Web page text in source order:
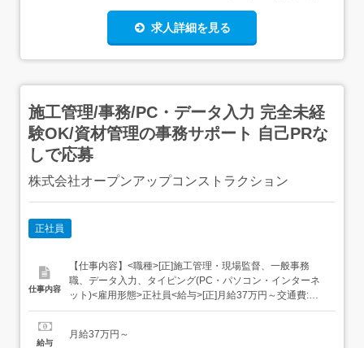
求人詳細を見る
施工管理/事務/PC・データ入力 完全未経
験OK/資材管理の事務サポート 自己PRな
しで応募
株式会社オープンアップコンストラクション
正社員
仕事内容
【仕事内容】<職種>[正]施工管理・現場監督、一般事務
職、データ入力、タイピング(PC・パソコン・インターネ
ット)<雇用形態>正社員<給与>[正]月給37万円～交通費:全
額支給 [正]には、固定残業代:49,143円 20時間相当分が含
お支払いします。 試用期間:3ヶ月/正社員/月給37万円月給
給与
月給37万円～